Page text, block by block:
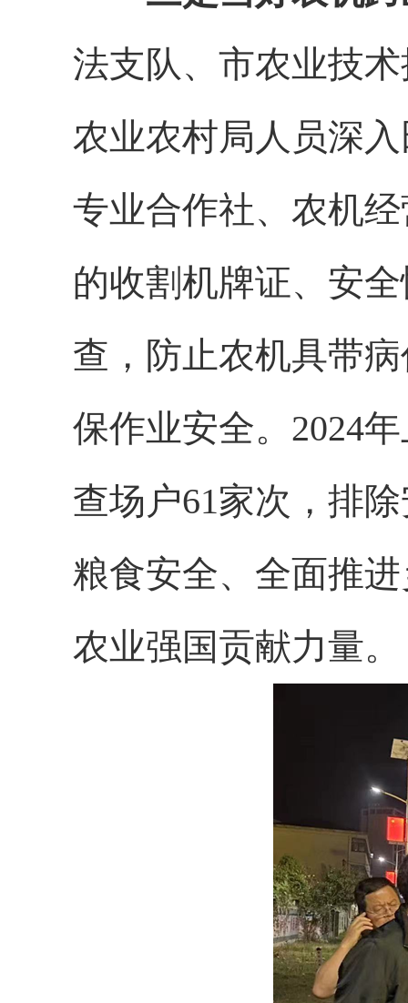
法支队、市农业技
农业农村局人员深
专业合作社、农机
的收割机牌证、安
查，防止农机具带
保作业安全。2024
查场户61家次，排
粮食安全、全面推
农业强国贡献力量。